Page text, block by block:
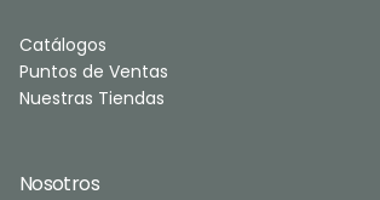
Catálogos
Puntos de Ventas
Nuestras Tiendas
Nosotros